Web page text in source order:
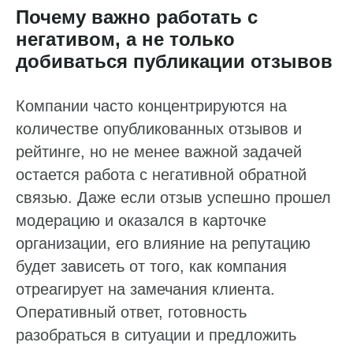
Почему важно работать с
негативом, а не только
добиваться публикации отзывов
Компании часто концентрируются на
количестве опубликованных отзывов и
рейтинге, но не менее важной задачей
остается работа с негативной обратной
связью. Даже если отзыв успешно прошел
модерацию и оказался в карточке
организации, его влияние на репутацию
будет зависеть от того, как компания
отреагирует на замечания клиента.
Оперативный ответ, готовность
разобраться в ситуации и предложить